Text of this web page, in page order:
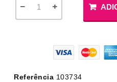
Referência 103734